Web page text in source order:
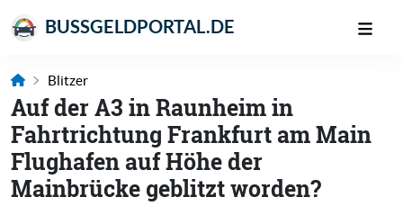
BUSSGELDPORTAL.DE
Blitzer
Auf der A3 in Raunheim in
Fahrtrichtung Frankfurt am Main
Flughafen auf Höhe der
Mainbrücke geblitzt worden?